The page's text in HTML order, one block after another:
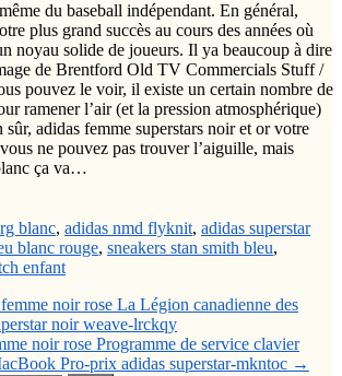
du baseball indépendant. En général,
plus grand succès au cours des années où
noyau solide de joueurs. Il ya beaucoup à dire
de Brentford Old TV Commercials Stuff /
pouvez le voir, il existe un certain nombre de
ramener l’air (et la pression atmosphérique)
adidas femme superstars noir et or votre
ne pouvez pas trouver l’aiguille, mais
ça va…
blanc, adidas nmd flyknit, adidas superstar
blanc rouge, sneakers stan smith bleu,
enfant
noir rose La Légion canadienne des
noir weave-lrckqy
noir rose Programme de service clavier
Pro-prix adidas superstar-mkntoc →